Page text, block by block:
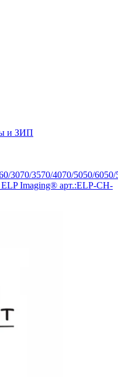
и ЗИП
3070/3570/4070/5050/
Imaging® арт.:ELP-CH-